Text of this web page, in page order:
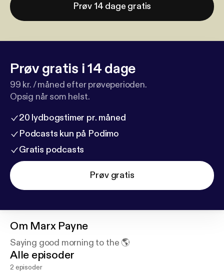
Prøv 14 dage gratis
Prøv gratis i 14 dage
99 kr. / måned efter prøveperioden.
Opsig når som helst.
20 lydbogstimer pr. måned
Podcasts kun på Podimo
Gratis podcasts
Prøv gratis
Om Marx Payne
Saying good morning to the 🌎
Alle episoder
2 episoder